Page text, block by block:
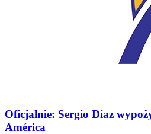
Oficjalnie: Sergio Díaz
América